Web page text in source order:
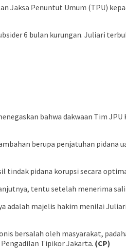
Penuntut Umum (TPU)
6 bulan kurungan. Juliari
bahwa dakwaan Tim
berupa penjatuhan pidana
tindak pidana korupsi secara
tentu setelah menerima
adalah majelis hakim menilai
bersalah oleh masyarakat,
Tipikor Jakarta. (CP)